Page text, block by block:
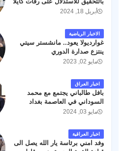
مولرأبريل 18, 2024
الاخبار الرياضية
غوارديولا يعود.. مانشستر سيتي
ينتزع صدارة الدوري
مايو 02, 2023
اخبار العراق
بافل طالباني يجتمع مع محمد
السوداني في العاصمة بغداد
مايو 03, 2024
اخبار العراقية
وفد امني برئاسة يار الله يصل الى